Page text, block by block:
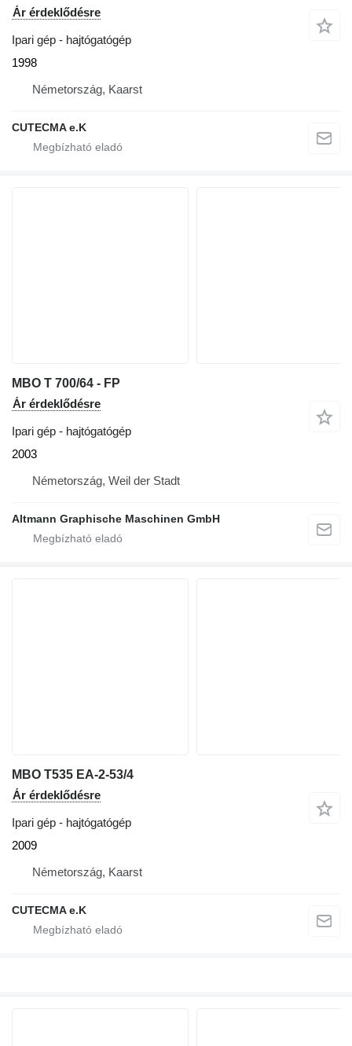
Ár érdeklődésre
Ipari gép - hajtógatógép
1998
Németország, Kaarst
CUTECMA e.K
MBO T 700/64 - FP
Ár érdeklődésre
Ipari gép - hajtógatógép
2003
Németország, Weil der Stadt
Altmann Graphische Maschinen GmbH
MBO T535 EA-2-53/4
Ár érdeklődésre
Ipari gép - hajtógatógép
2009
Németország, Kaarst
CUTECMA e.K